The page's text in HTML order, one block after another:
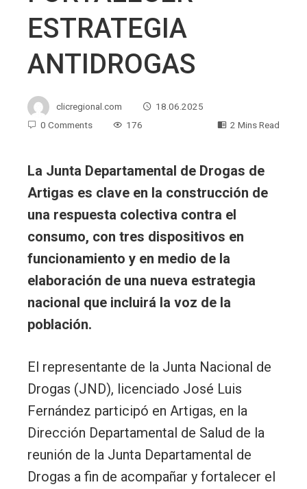
ESTRATEGIA
ANTIDROGAS
clicregional.com
18.06.2025
0 Comments
176 2 Mins Read
La Junta Departamental de Drogas de
Artigas es clave en la construcción de
una respuesta colectiva contra el
consumo, con tres dispositivos en
funcionamiento y en medio de la
elaboración de una nueva estrategia
nacional que incluirá la voz de la
población.
El representante de la Junta Nacional de
Drogas (JND), licenciado José Luis
Fernández participó en Artigas, en la
Dirección Departamental de Salud de la
reunión de la Junta Departamental de
Drogas a fin de acompañar y fortalecer el